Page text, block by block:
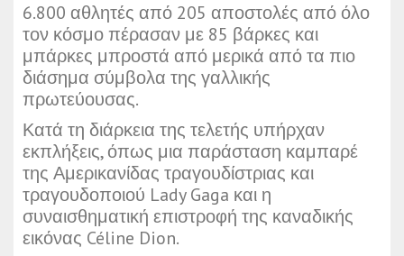
6.800 αθλητές από 205 αποστολές από όλο
τον κόσμο πέρασαν με 85 βάρκες και
μπάρκες μπροστά από μερικά από τα πιο
διάσημα σύμβολα της γαλλικής
πρωτεύουσας.
Κατά τη διάρκεια της τελετής υπήρχαν
εκπλήξεις, όπως μια παράσταση καμπαρέ
της Αμερικανίδας τραγουδίστριας και
τραγουδοποιού Lady Gaga και η
συναισθηματική επιστροφή της καναδικής
εικόνας Céline Dion.